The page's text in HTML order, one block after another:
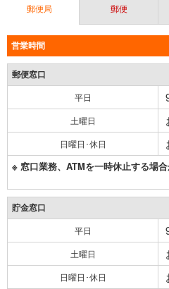
郵便局 郵便
営業時間
郵便窓口
平日
土曜日
日曜日･休日
※ 窓口業務、ATMを一時休止する場合
貯金窓口
平日
土曜日
日曜日･休日